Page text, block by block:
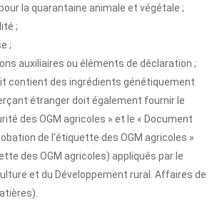
la quarantaine animale et végétale ;
;
;
auxiliaires ou éléments de déclaration ;
contient des ingrédients génétiquement
étranger doit également fournir le
des OGM agricoles » et le « Document
de l'étiquette des OGM agricoles »
des OGM agricoles) appliqués par le
et du Développement rural. Affaires de